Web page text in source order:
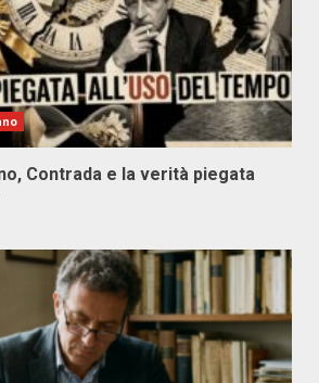
Contrada e la verità piegata